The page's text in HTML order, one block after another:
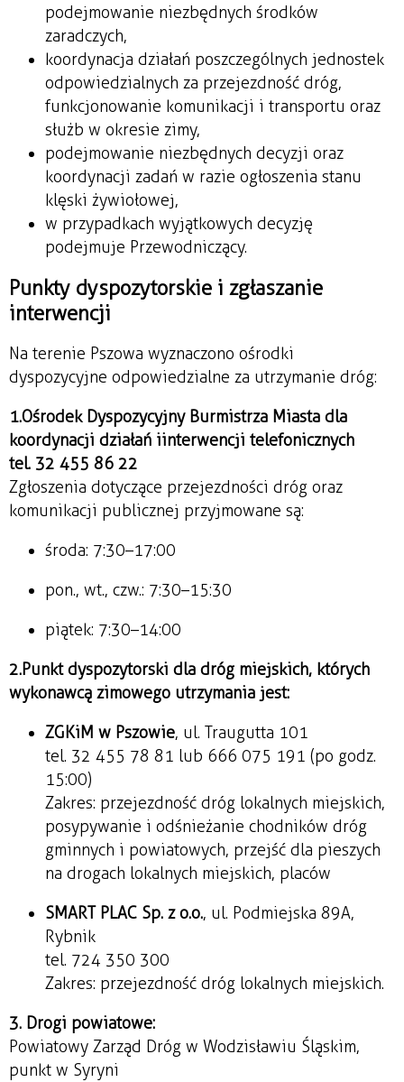
podejmowanie niezbędnych środków
zaradczych,
koordynacja działań poszczególnych jednostek
odpowiedzialnych za przejezdność dróg,
funkcjonowanie komunikacji i transportu oraz
służb w okresie zimy,
podejmowanie niezbędnych decyzji oraz
koordynacji zadań w razie ogłoszenia stanu
klęski żywiołowej,
w przypadkach wyjątkowych decyzję
podejmuje Przewodniczący.
Punkty dyspozytorskie i zgłaszanie
interwencji
Na terenie Pszowa wyznaczono ośrodki
dyspozycyjne odpowiedzialne za utrzymanie dróg:
1.Ośrodek Dyspozycyjny Burmistrza Miasta dla
koordynacji działań i interwencji telefonicznych
tel. 32 455 86 22
Zgłoszenia dotyczące przejezdności dróg oraz
komunikacji publicznej przyjmowane są:
środa: 7:30–17:00
pon., wt., czw.: 7:30–15:30
piątek: 7:30–14:00
2.Punkt dyspozytorski dla dróg miejskich, których
wykonawcą zimowego utrzymania jest:
ZGKiM w Pszowie, ul. Traugutta 101
tel. 32 455 78 81 lub 666 075 191 (po godz.
15:00)
Zakres: przejezdność dróg lokalnych miejskich,
posypywanie i odśnieżanie chodników dróg
gminnych i powiatowych, przejść dla pieszych
na drogach lokalnych miejskich, placów
SMART PLAC Sp. z o.o., ul. Podmiejska 89A,
Rybnik
tel. 724 350 300
Zakres: przejezdność dróg lokalnych miejskich.
3. Drogi powiatowe:
Powiatowy Zarząd Dróg w Wodzisławiu Śląskim,
punkt w Syryni